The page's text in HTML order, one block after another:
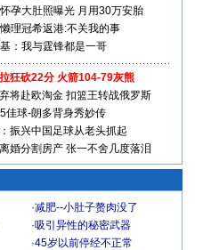
孕大肚照曝光 月用30万安胎
理冠希返港:不关我的事
：我与霆锋都是一哥
狂砍22分 火箭104-79灰熊
将赴欧淘金 扣篮王转战俄罗斯
佳球-朗多背身秀妙传
振兴中国足球从老头抓起
婚分割房产 张一不舍几度落泪
·减肥--小肚子赘肉没了
·吸引异性的秘密武器
·45岁以前停经不正常